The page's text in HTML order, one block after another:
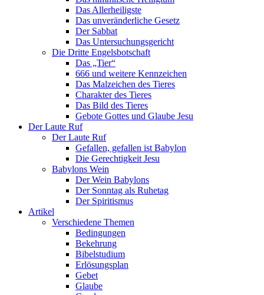
Das Allerheiligste
Das unveränderliche Gesetz
Der Sabbat
Das Untersuchungsgericht
Die Dritte Engelsbotschaft
Das „Tier“
666 und weitere Kennzeichen
Das Malzeichen des Tieres
Charakter des Tieres
Das Bild des Tieres
Gebote Gottes und Glaube Jesu
Der Laute Ruf
Der Laute Ruf
Gefallen, gefallen ist Babylon
Die Gerechtigkeit Jesu
Babylons Wein
Der Wein Babylons
Der Sonntag als Ruhetag
Der Spiritismus
Artikel
Verschiedene Themen
Bedingungen
Bekehrung
Bibelstudium
Erlösungsplan
Gebet
Glaube